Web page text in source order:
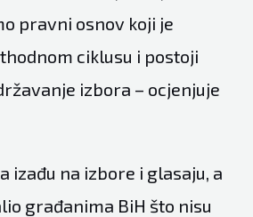
pravni osnov koji je
ciklusu i postoji
izbora – ocjenjuje
izađu na izbore i glasaju, a
građanima BiH što nisu